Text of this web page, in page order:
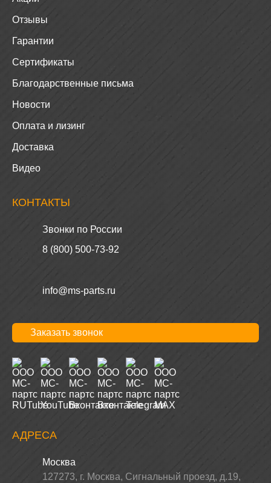
Отзывы
Гарантии
Сертификаты
Благодарственные письма
Новости
Оплата и лизинг
Доставка
Видео
КОНТАКТЫ
Звонки по России
8 (800) 500-73-92
info@ms-parts.ru
Заказать звонок
АДРЕСА
Москва
127273, г. Москва, Сигнальный проезд, д.19,